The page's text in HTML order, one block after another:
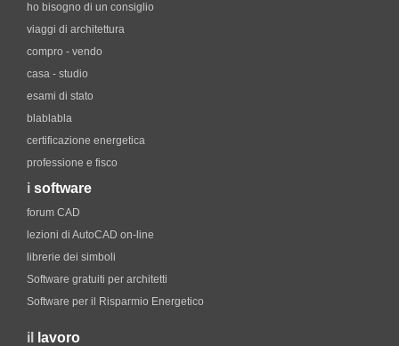
ho bisogno di un consiglio
viaggi di architettura
compro - vendo
casa - studio
esami di stato
blablabla
certificazione energetica
professione e fisco
i software
forum CAD
lezioni di AutoCAD on-line
librerie dei simboli
Software gratuiti per architetti
Software per il Risparmio Energetico
il lavoro